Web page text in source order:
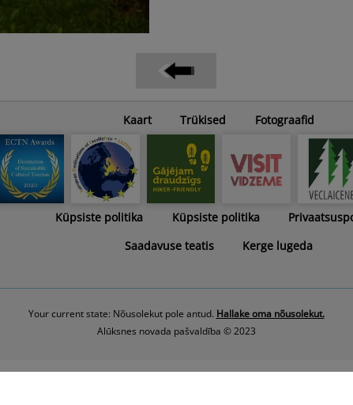
Kaart Trükised Fotograafid
Küpsiste politika Küpsiste politika
Saadavuse teatis
Kerge lugeda
Your current state: Nõusolekut pole antud. Hallake oma nõusolekut.
Alūksnes novada pašvaldība © 2023